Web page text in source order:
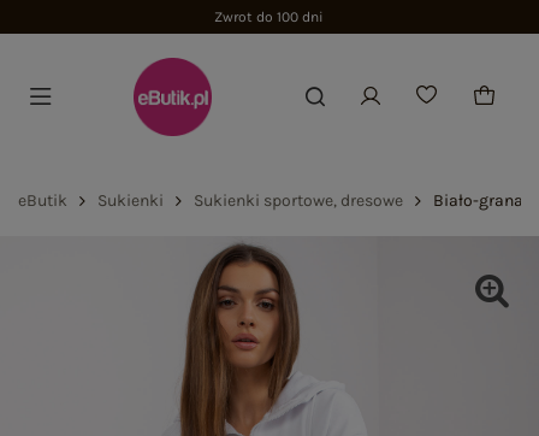
Zwrot do 100 dni
eButik Sukienki Sukienki sportowe, dresowe Biało-